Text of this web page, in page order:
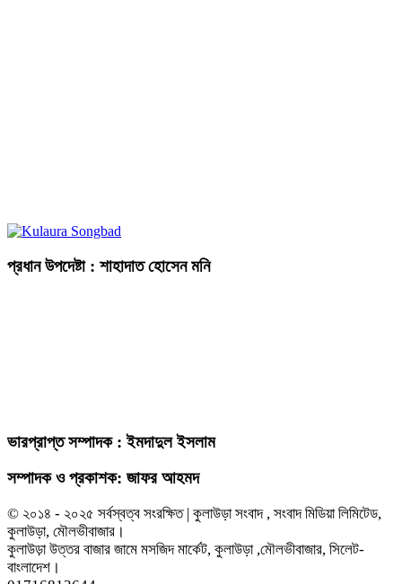
প্রধান উপদেষ্টা : শাহাদাত হোসেন মনি
ভারপ্রাপ্ত সম্পাদক : ইমদাদুল ইসলাম
সম্পাদক ও প্রকাশক: জাফর আহমদ
© ২০১৪ - ২০২৫ সর্বস্বত্ব সংরক্ষিত | কুলাউড়া সংবাদ , সংবাদ মিডিয়া লিমিটেড,
কুলাউড়া, মৌলভীবাজার।
কুলাউড়া উত্তর বাজার জামে মসজিদ মার্কেট, কুলাউড়া ,মৌলভীবাজার, সিলেট-
বাংলাদেশ।